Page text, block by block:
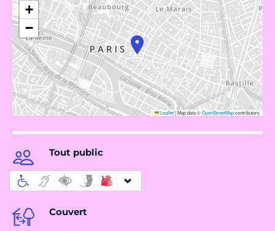
+
−
Leaflet|Map data ©OpenStreetMapcontributors
Tout public
Couvert